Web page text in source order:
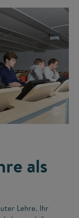
©
als
Lehre. Ihr